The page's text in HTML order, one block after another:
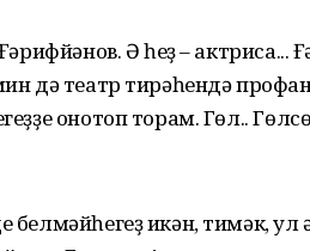
Ә һеҙ – актриса...
дә театр тирәһендә
онотоп торам. Гөл..
икән, тимәк, ул